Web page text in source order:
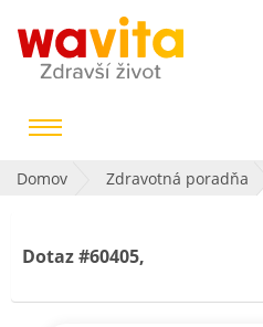
Domov Zdravotná poradňa
Dotaz #60405,